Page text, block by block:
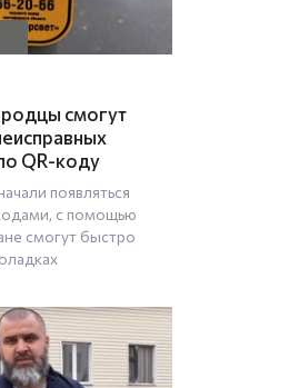
смогут
QR-коду
появляться
с помощью
смогут быстро